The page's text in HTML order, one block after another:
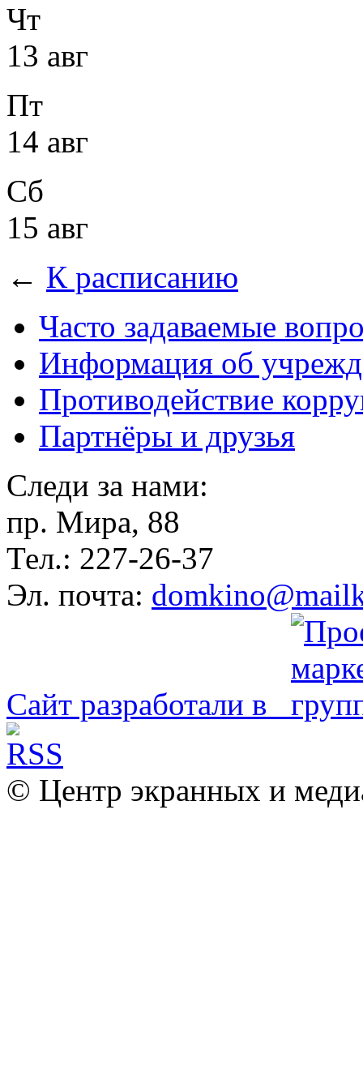
Чт
13 авг
Пт
14 авг
Сб
15 авг
← К расписанию
Часто задаваемые
Информация об
Противодействие
Партнёры и друзья
Следи за нами:
пр. Мира, 88
Тел.: 227-26-37
Эл. почта:
Сайт разработали в
© Центр экранных и